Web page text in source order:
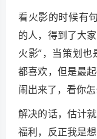
看火影的时候有
的人，得到了大
火影”，当策划
都喜欢，但是最
闹出来了，看你怎
解决的话，估计
福利，反正我是